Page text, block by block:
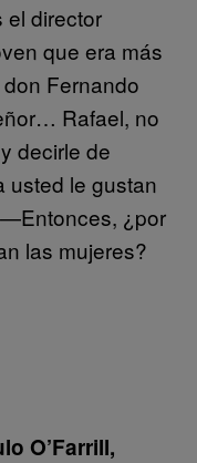
el director
que era más
Fernando
Rafael, no
decirle de
le gustan
¿por
las mujeres?
O’Farrill,